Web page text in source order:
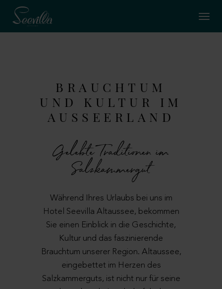
BRAUCHTUM
UND KULTUR IM
AUSSEERLAND
Gelebte Traditionen im
Salzkammergut
Während Ihres Urlaubs bei uns im
Hotel Seevilla Altaussee, bekommen
Sie einen Einblick in die Geschichte,
Kultur und das faszinierende
Brauchtum unserer Region. Altaussee,
eingebettet im Herzen des
Salzkammerguts, ist nicht nur für seine